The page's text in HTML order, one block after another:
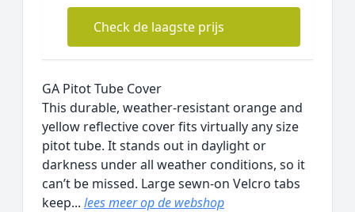
Check de laagste prijs
GA Pitot Tube Cover
This durable, weather-resistant orange and
yellow reflective cover fits virtually any size
pitot tube. It stands out in daylight or
darkness under all weather conditions, so it
can’t be missed. Large sewn-on Velcro tabs
keep... lees meer op de webshop